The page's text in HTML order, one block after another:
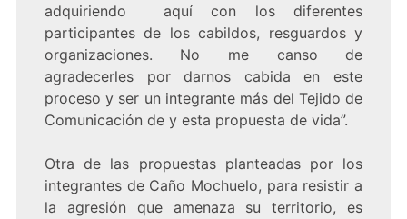
adquiriendo aquí con los diferentes
participantes de los cabildos, resguardos y
organizaciones. No me canso de
agradecerles por darnos cabida en este
proceso y ser un integrante más del Tejido de
Comunicación de y esta propuesta de vida”.
Otra de las propuestas planteadas por los
integrantes de Caño Mochuelo, para resistir a
la agresión que amenaza su territorio, es